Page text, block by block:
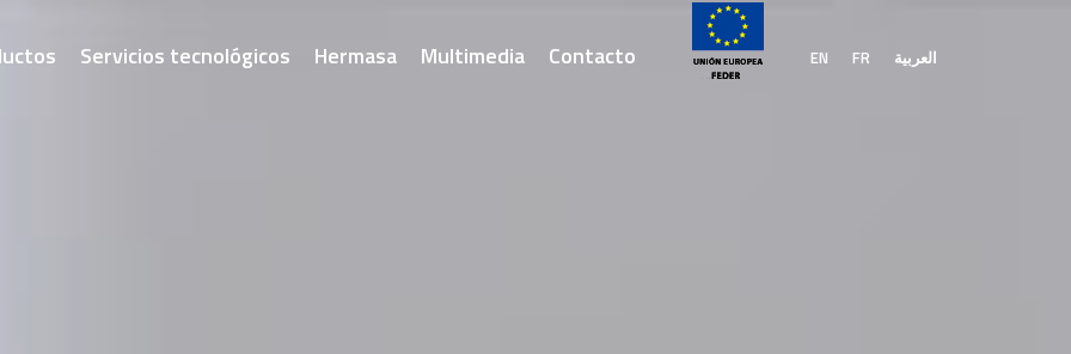
Servicios tecnológicos Hermasa Multimedia Contacto EN FR العربية